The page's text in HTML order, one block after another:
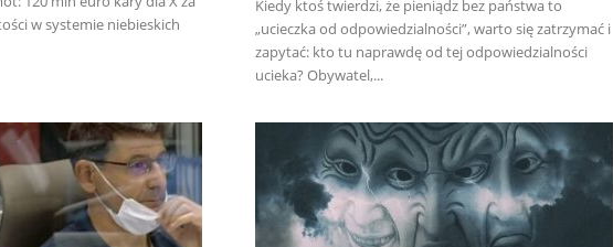
w systemie niebieskich
Kie­dy ktoś twier­dzi, że pie­nią­dz bez pań­stwa to
„uciecz­ka od od­po­wie­dzial­no­ści”, war­to się za­trzy­mać i
za­py­tać: kto tu na­praw­dę od tej od­po­wie­dzial­no­ści
ucie­ka? Oby­wa­tel,...